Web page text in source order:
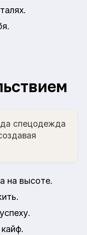
спецодежда
на высоте.